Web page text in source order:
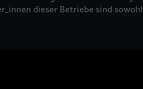
dieser Betriebe sind